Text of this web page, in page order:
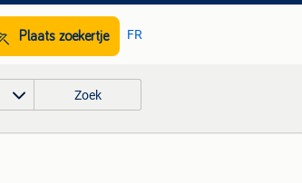
Plaats zoekertje FR
Zoek